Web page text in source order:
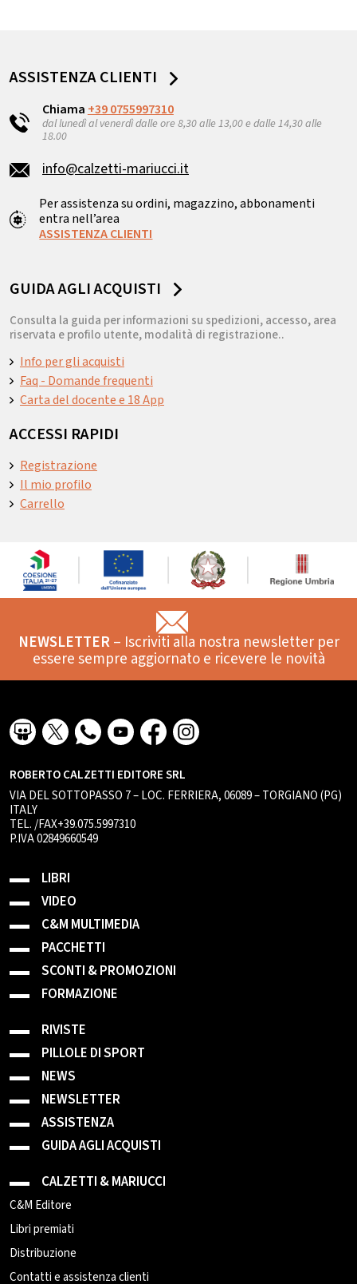
ASSISTENZA CLIENTI
Chiama +39 0755997310
dal lunedì al venerdì dalle ore 8,30 alle 13,00 e dalle 14,30 alle
18.00
info@calzetti-mariucci.it
Per assistenza su ordini, magazzino, abbonamenti
entra nell’area
ASSISTENZA CLIENTI
GUIDA AGLI ACQUISTI
Consulta la guida per informazioni su spedizioni, accesso, area
riservata e profilo utente, modalità di registrazione..
Info per gli acquisti
Faq - Domande frequenti
Carta del docente e 18 App
ACCESSI RAPIDI
Registrazione
Il mio profilo
Carrello
NEWSLETTER– Iscriviti alla nostra newsletter per
essere sempre aggiornato e ricevere le novità
ROBERTO CALZETTI EDITORE SRL
VIA DEL SOTTOPASSO 7 – LOC. FERRIERA, 06089 – TORGIANO (PG)
ITALY
TEL. /FAX+39.075.5997310
P.IVA 02849660549
LIBRI
VIDEO
C&M MULTIMEDIA
PACCHETTI
SCONTI & PROMOZIONI
FORMAZIONE
RIVISTE
PILLOLE DI SPORT
NEWS
NEWSLETTER
ASSISTENZA
GUIDA AGLI ACQUISTI
CALZETTI & MARIUCCI
C&M Editore
Libri premiati
Distribuzione
Contatti e assistenza clienti